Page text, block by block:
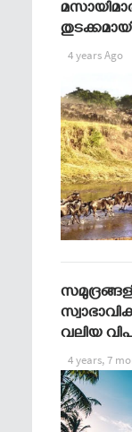
4 years Ago
വലിയ
4 years, 7